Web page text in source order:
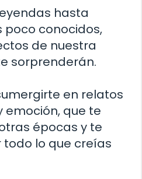
hasta
poco conocidos,
de nuestra
sorprenderán.
en relatos
emoción, que te
épocas y te
lo que creías